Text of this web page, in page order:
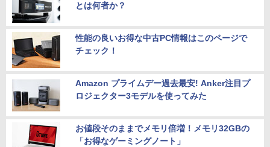
とは何者か？
性能の良いお得な中古PC情報はこのページで
チェック！
Amazon プライムデー過去最安! Anker注目プ
ロジェクター3モデルを使ってみた
お値段そのままでメモリ倍増！メモリ32GBの
「お得なゲーミングノート」